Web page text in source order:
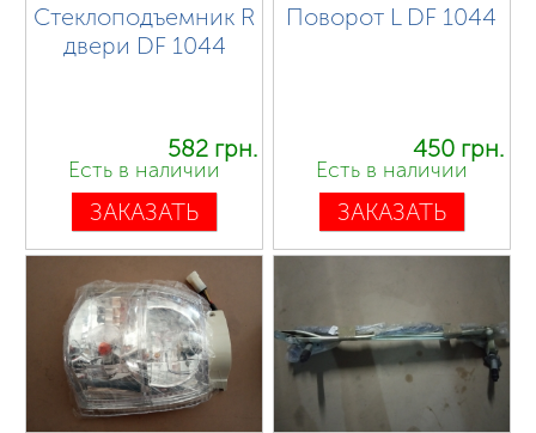
Стеклоподъемник R
двери DF 1044
582 грн.
Есть в наличии
ЗАКАЗАТЬ
Поворот L DF 1044
450 грн.
Есть в наличии
ЗАКАЗАТЬ